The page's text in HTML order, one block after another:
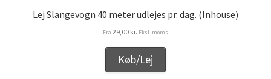
Lej Slangevogn 40 meter udlejes pr. dag. (Inhouse)
Fra 29,00 kr. Eksl. moms
Køb/Lej